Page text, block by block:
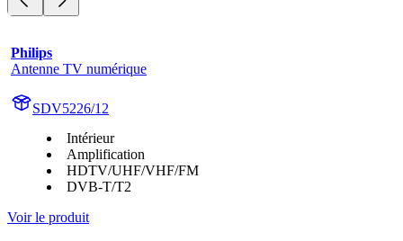
Philips
Antenne TV numérique
SDV5226/12
Intérieur
Amplification
HDTV/UHF/VHF/FM
DVB-T/T2
Voir le produit